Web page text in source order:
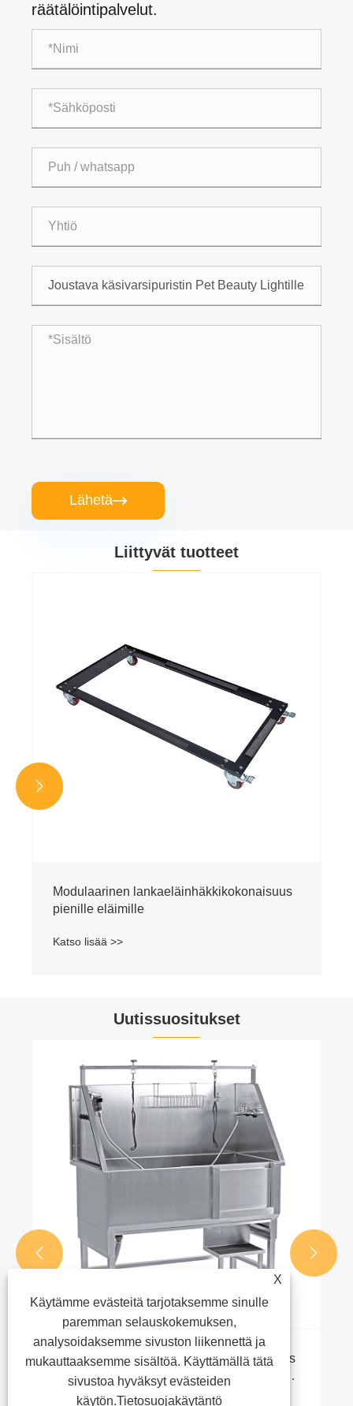
räätälöintipalvelut.
Lähetä
Liittyvät tuotteet
Katso lisää >>


Uutissuositukset
Kuinka kaksimoottorinen lemmikkieläinten
vesipuhallin voi parantaa ammattimaista
lemmikkieläinten kuivaustehoa
Katso lisää >>
 
X
Käytämme evästeitä tarjotaksemme sinulle
paremman selauskokemuksen,
analysoidaksemme sivuston liikennettä ja
mukauttaaksemme sisältöä. Käyttämällä tätä
sivustoa hyväksyt evästeiden
käytön.Tietosuojakäytäntö